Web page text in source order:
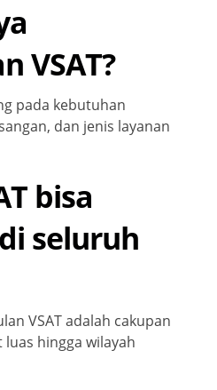
VSAT?
pada kebutuhan
dan jenis layanan
bisa
seluruh
VSAT adalah cakupan
hingga wilayah